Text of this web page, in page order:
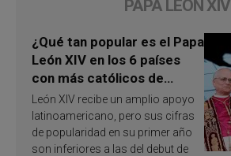
PAPA LEÓN XIV
¿Qué tan popular es el Papa
León XIV en los 6 países
con más católicos de
América Latina en 2026?
Publican resultados de
investigación
León XIV recibe un amplio apoyo
latinoamericano, pero sus cifras
de popularidad en su primer año
son inferiores a las del debut de